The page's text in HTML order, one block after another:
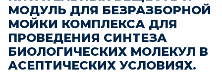
МОДУЛЬ ДЛЯ БЕЗРАЗБОРНОЙ
МОЙКИ КОМПЛЕКСА ДЛЯ
ПРОВЕДЕНИЯ СИНТЕЗА
БИОЛОГИЧЕСКИХ МОЛЕКУЛ В
АСЕПТИЧЕСКИХ УСЛОВИЯХ.